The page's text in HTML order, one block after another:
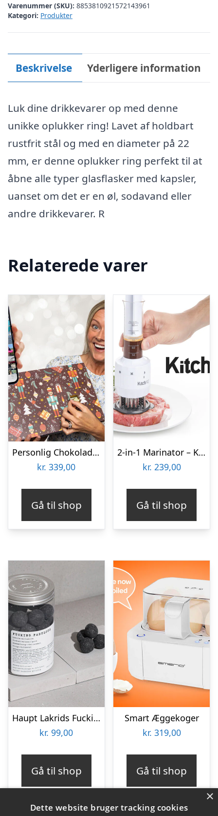
Varenummer (SKU): 8853810921572143961
Kategori: Produkter
Beskrivelse Yderligere information
Luk dine drikkevarer op med denne
unikke oplukker ring! Lavet af holdbart
rustfrit stål og med en diameter på 22
mm, er denne oplukker ring perfekt til at
åbne alle typer glasflasker med kapsler,
uanset om det er en øl, sodavand eller
andre drikkevarer. R
Relaterede varer
Personlig Chokoladejulekalender med 24 af dine egne Billeder
kr. 339,00
Gå til shop
2-in-1 Marinator – KitchPro
kr. 239,00
Gå til shop
Haupt Lakrids Fucking Fabulous
kr. 99,00
Gå til shop
Smart Æggekoger
kr. 319,00
Gå til shop
×
Dette website bruger tracking cookies